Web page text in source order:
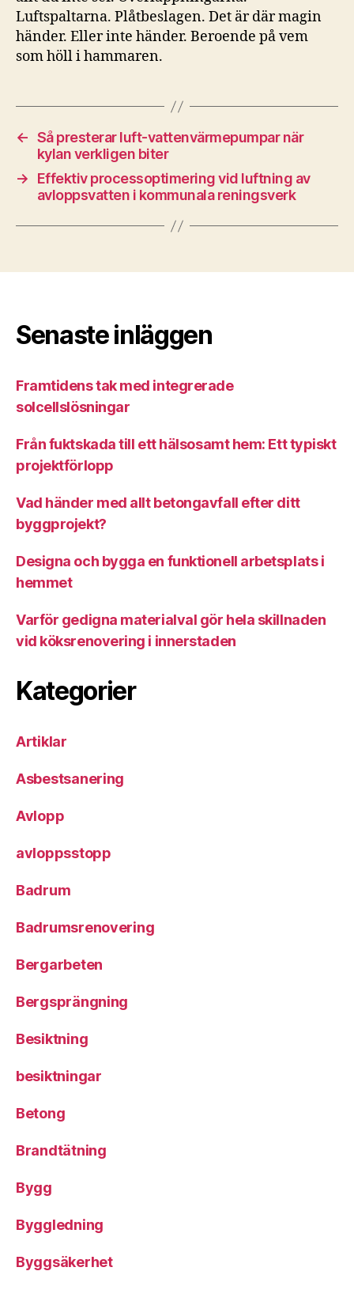
Luftspaltarna. Plåtbeslagen. Det är där magin
händer. Eller inte händer. Beroende på vem
som höll i hammaren.
← Så presterar luft-vattenvärmepumpar när
kylan verkligen biter
→
Effektiv processoptimering vid luftning av
avloppsvatten i kommunala reningsverk
Senaste inläggen
Framtidens tak med integrerade
solcellslösningar
Från fuktskada till ett hälsosamt hem: Ett typiskt
projektförlopp
Vad händer med allt betongavfall efter ditt
byggprojekt?
Designa och bygga en funktionell arbetsplats i
hemmet
Varför gedigna materialval gör hela skillnaden
vid köksrenovering i innerstaden
Kategorier
Artiklar
Asbestsanering
Avlopp
avloppsstopp
Badrum
Badrumsrenovering
Bergarbeten
Bergsprängning
Besiktning
besiktningar
Betong
Brandtätning
Bygg
Byggledning
Byggsäkerhet